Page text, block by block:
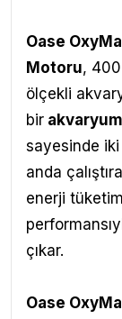
Oase
Motoru,
ölçekli
bir
sayesinde iki
anda
enerji
çıkar.
Oase